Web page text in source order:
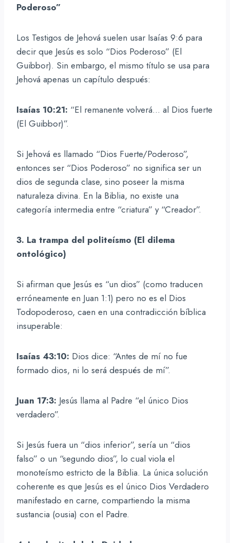
Poderoso”
Los Testigos de Jehová suelen usar Isaías 9:6 para
decir que Jesús es solo “Dios Poderoso” (El
Guibbor). Sin embargo, el mismo título se usa para
Jehová apenas un capítulo después:
Isaías 10:21: “El remanente volverá… al Dios fuerte
(El Guibbor)”.
Si Jehová es llamado “Dios Fuerte/Poderoso”,
entonces ser “Dios Poderoso” no significa ser un
dios de segunda clase, sino poseer la misma
naturaleza divina. En la Biblia, no existe una
categoría intermedia entre “criatura” y “Creador”.
3. La trampa del politeísmo (El dilema
ontológico)
Si afirman que Jesús es “un dios” (como traducen
erróneamente en Juan 1:1) pero no es el Dios
Todopoderoso, caen en una contradicción bíblica
insuperable:
Isaías 43:10: Dios dice: “Antes de mí no fue
formado dios, ni lo será después de mí”.
Juan 17:3: Jesús llama al Padre “el único Dios
verdadero”.
Si Jesús fuera un “dios inferior”, sería un “dios
falso” o un “segundo dios”, lo cual viola el
monoteísmo estricto de la Biblia. La única solución
coherente es que Jesús es el único Dios Verdadero
manifestado en carne, compartiendo la misma
sustancia (ousia) con el Padre.